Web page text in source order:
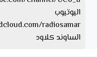
اليوتيوب
radiosamar
الساوند كلاود